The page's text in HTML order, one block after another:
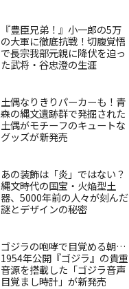
『豊臣兄弟！』小一郎の5万
の大軍に徹底抗戦！切腹覚悟
で長宗我部元親に降伏を迫っ
た武将・谷忠澄の生涯
土偶なりきりパーカーも！青
森の縄文遺跡群で発掘された
土偶がモチーフのキュートな
グッズが新発売
あの装飾は「炎」ではない？
縄文時代の国宝・火焔型土
器、5000年前の人々が刻んだ
謎とデザインの秘密
ゴジラの咆哮で目覚める朝…
1954年公開『ゴジラ』の貴重
音源を搭載した「ゴジラ音声
目覚まし時計」が新発売